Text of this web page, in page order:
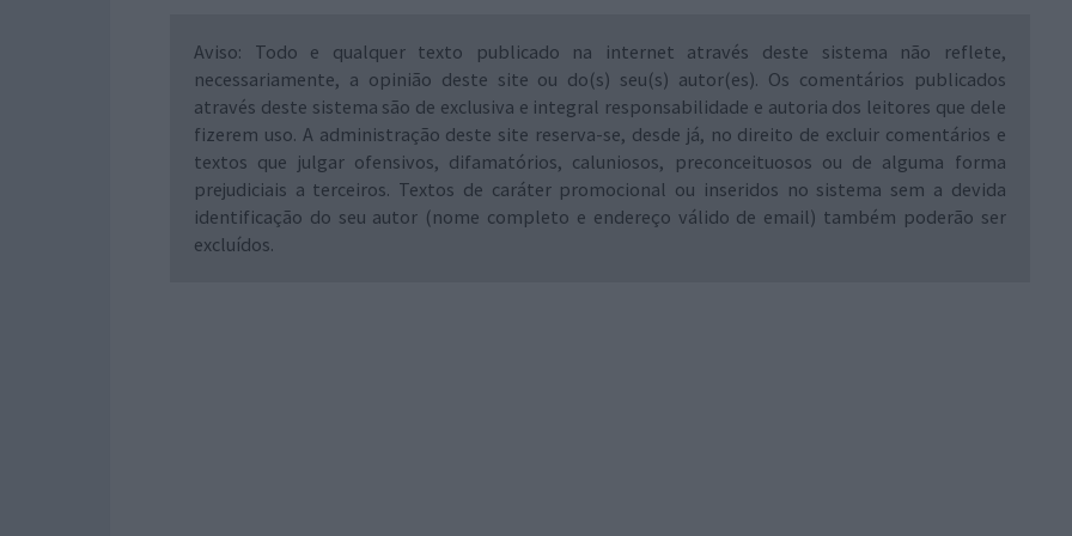
Aviso: Todo e qualquer texto publicado na internet através deste sistema não reflete,
necessariamente, a opinião deste site ou do(s) seu(s) autor(es). Os comentários publicados
através deste sistema são de exclusiva e integral responsabilidade e autoria dos leitores que dele
fizerem uso. A administração deste site reserva-se, desde já, no direito de excluir comentários e
textos que julgar ofensivos, difamatórios, caluniosos, preconceituosos ou de alguma forma
prejudiciais a terceiros. Textos de caráter promocional ou inseridos no sistema sem a devida
identificação do seu autor (nome completo e endereço válido de email) também poderão ser
excluídos.